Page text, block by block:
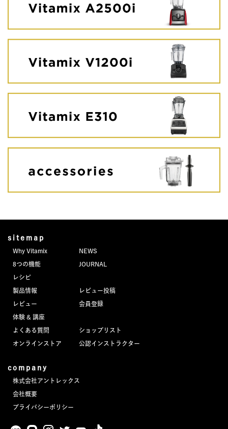
sitemap
Why Vitamix
8つの機能
レシピ
製品情報
レビュー
体験 & 講座
よくある質問
オンラインストア
NEWS
JOURNAL
レビュー投稿
会員登録
ショップリスト
公認インストラクター
company
株式会社アントレックス
会社概要
プライバシーポリシー